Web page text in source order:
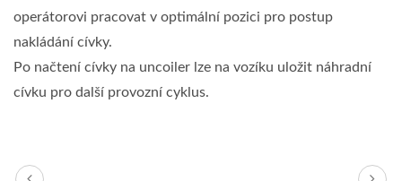
operátorovi pracovat v optimální pozici pro postup
nakládání cívky.
Po načtení cívky na uncoiler lze na vozíku uložit náhradní
cívku pro další provozní cyklus.